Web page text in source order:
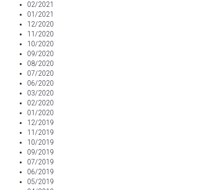
02/2021
01/2021
12/2020
11/2020
10/2020
09/2020
08/2020
07/2020
06/2020
03/2020
02/2020
01/2020
12/2019
11/2019
10/2019
09/2019
07/2019
06/2019
05/2019